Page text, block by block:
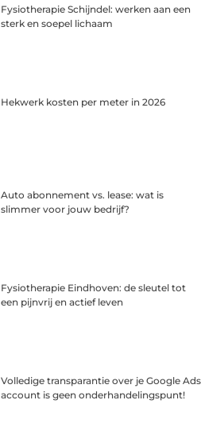
Fysiotherapie Schijndel: werken aan een
sterk en soepel lichaam
Hekwerk kosten per meter in 2026
Auto abonnement vs. lease: wat is
slimmer voor jouw bedrijf?
Fysiotherapie Eindhoven: de sleutel tot
een pijnvrij en actief leven
Volledige transparantie over je Google Ads
account is geen onderhandelingspunt!